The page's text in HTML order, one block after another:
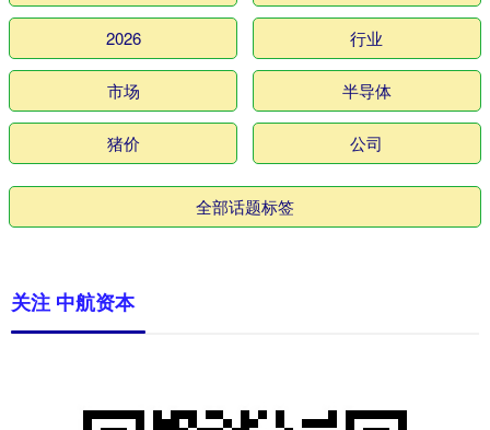
2026 行业
市场 半导体
猪价 公司
全部话题标签
关注 中航资本